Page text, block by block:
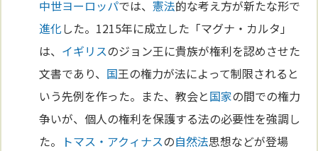
中世ヨーロッパでは、憲法的な考え方が新たな形で
進化した。1215年に成立した「マグナ・カルタ」
は、 イギリスのジョン王に貴族が権利を認めさせた
文書であり、 国王の権力が法によって制限されると
いう先例を作った。また、教会と国家の間での権力
争いが、個人の権利を保護する法の必要性を強調し
た。
トマス・アクィナスの自然法思想などが登場